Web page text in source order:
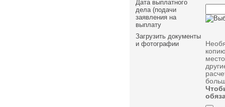
Дата выплатного
дела (подачи
заявления на
выплату
Загрузить документы
и фотографии